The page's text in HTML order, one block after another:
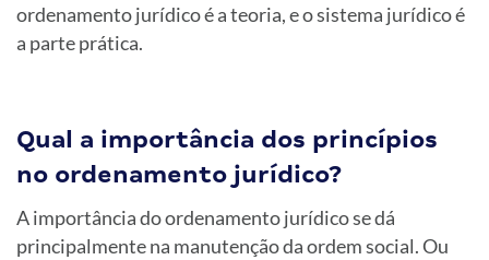
ordenamento jurídico é a teoria, e o sistema jurídico é
a parte prática.
Qual a importância dos princípios
no ordenamento jurídico?
A importância do ordenamento jurídico se dá
principalmente na manutenção da ordem social. Ou